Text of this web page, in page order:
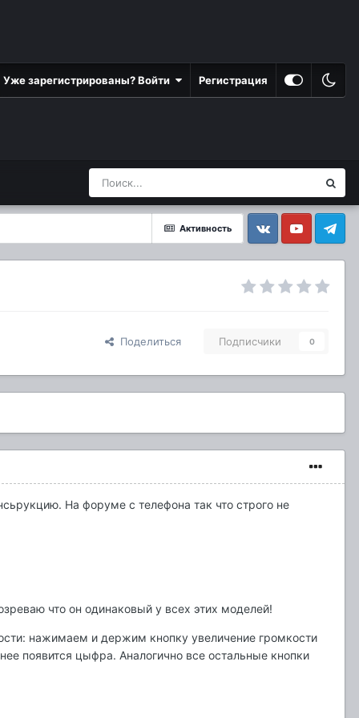
Уже зарегистрированы? Войти Регистрация
Активность
VkontakteYouTube Telegram
Поделиться Подписчики 0
На форуме с телефона так что строго не
что он одинаковый у всех этих моделей!
нажимаем и держим кнопку увеличение громкости
появится цыфра. Аналогично все остальные кнопки